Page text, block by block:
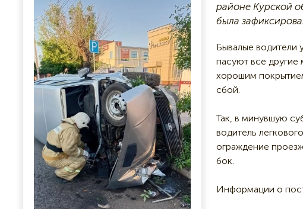
районе Курской
была
Бывалые водители
пасуют все
хорошим
сбой.
Так, в минувшую
водитель
ограждение
бок.
Информации о